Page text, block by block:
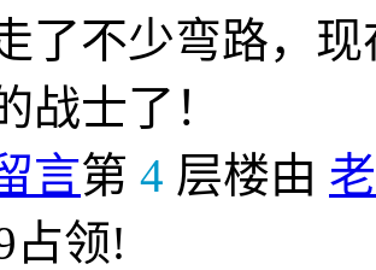
了不少弯路，
战士了！
言第 4 层楼由
占领!